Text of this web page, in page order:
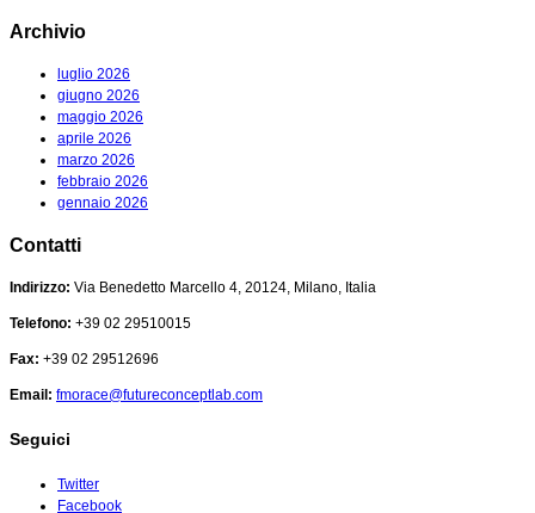
Archivio
luglio 2026
giugno 2026
maggio 2026
aprile 2026
marzo 2026
febbraio 2026
gennaio 2026
Contatti
Indirizzo: Via Benedetto Marcello 4, 20124, Milano, Italia
Telefono: +39 02 29510015
Fax: +39 02 29512696
Email: fmorace@futureconceptlab.com
Seguici
Twitter
Facebook